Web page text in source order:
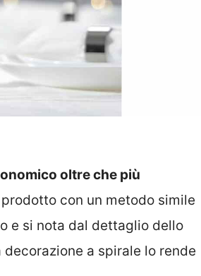
oltre che più
con un metodo simile
e si nota dal dettaglio dello
a spirale lo rende